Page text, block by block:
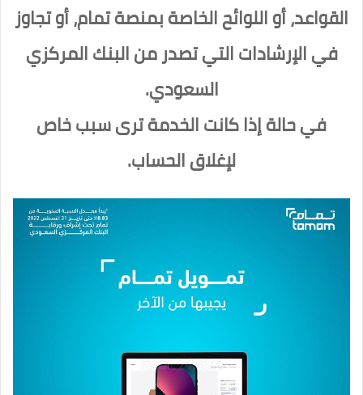
القواعد، أو اللوائح الخاصة بمنصة تمام، أو تجاوز
في الإرشادات التي تصدر من البنك المركزي
السعودي.
في حالة إذا كانت الخدمة ترى سبب خاص
لإغلاق الحساب.